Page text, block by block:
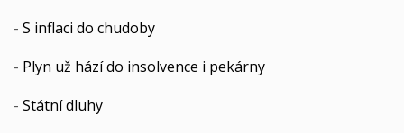
- S inflaci do chudoby
- Plyn už hází do insolvence i pekárny
- Státní dluhy